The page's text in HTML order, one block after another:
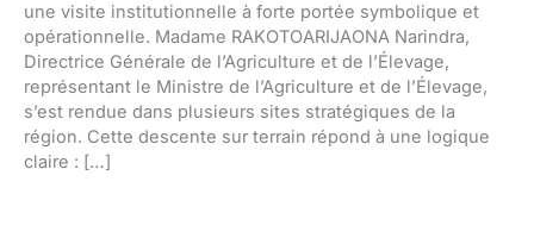
une visite institutionnelle à forte portée symbolique et
opérationnelle. Madame RAKOTOARIJAONA Narindra,
Directrice Générale de l’Agriculture et de l’Élevage,
représentant le Ministre de l’Agriculture et de l’Élevage,
s’est rendue dans plusieurs sites stratégiques de la
région. Cette descente sur terrain répond à une logique
claire : […]